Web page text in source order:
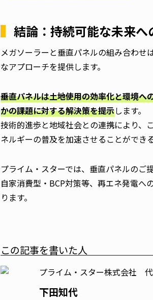
結論：持続可能な未来へ
メガソーラーと垂直パネルの組み合わせ
なアプローチを提供します。
垂直パネルは土地使用の効率化と環境へ
かの課題に対する解決策を提示します。
技術的進歩と地域社会との連携により、
ネルギーの普及を加速させることができ
プライム・スターでは、垂直パネルのご
自家消費型・BCP対策等、再エネ発電へ
ります。
この記事を書いた人
プライム・スター株式会社
下田知代